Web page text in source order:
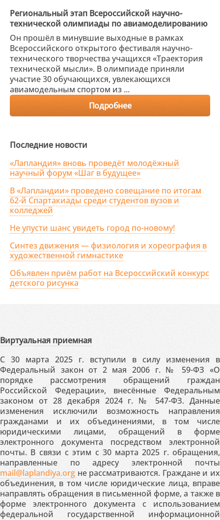
Региональный этап Всероссийской научно-
технической олимпиады по авиамоделированию
Он прошёл в минувшие выходные в рамках
Всероссийского открытого фестиваля научно-
технического творчества учащихся «Траектория
технической мысли». В олимпиаде приняли
участие 30 обучающихся, увлекающихся
авиамодельным спортом из ...
Подробнее
Последние новости
«Лапландия» вновь проведёт молодёжный
научный форум «Шаг в будущее»
В «Лапландии» проведено совещание по итогам
62-й Спартакиады среди студентов вузов и
колледжей
Не упусти шанс увидеть город по-новому!
Синтез движения — физиология и хореография в
художественной гимнастике
Объявлен приём работ на Всероссийский конкурс
детского рисунка
Виртуальная приемная
С 30 марта 2025 г. вступили в силу изменения в
Федеральный закон от 2 мая 2006 г. № 59-ФЗ «О
порядке рассмотрения обращений граждан
Российской Федерации», внесённые Федеральным
законом от 28 декабря 2024 г. № 547-ФЗ. Данные
изменения исключили возможность направления
гражданами и их объединениями, в том числе
юридическими лицами, обращений в форме
электронного документа посредством электронной
почты. В связи с этим с 30 марта 2025 г. обращения,
направленные по адресу электронной почты
mail@laplandiya.org не рассматриваются. Граждане и их
объединения, в том числе юридические лица, вправе
направлять обращения в письменной форме, а также в
форме электронного документа с использованием
федеральной государственной информационной